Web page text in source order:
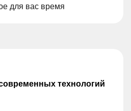
для вас время
технологий